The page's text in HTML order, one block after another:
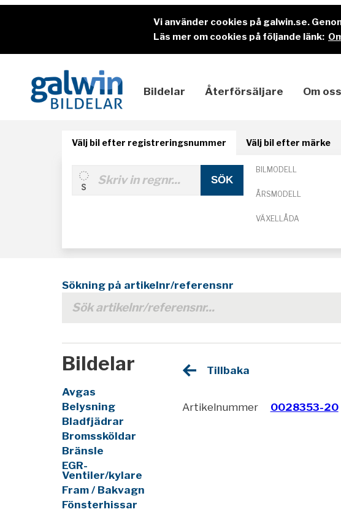
Vi använder cookies på galwin.se.
Läs mer om cookies på följande länk:
Bildelar Återförsäljare Om oss
Välj bil efter registreringsnummer Välj bil efter märke
BILMODELL
ÅRSMODELL
VÄXELLÅDA
Sökning på artikelnr/referensnr
Bildelar
Avgas
Belysning
Bladfjädrar
Bromssköldar
Bränsle
EGR-
Ventiler/kylare
Fram / Bakvagn
Fönsterhissar
Tillbaka
Artikelnummer 0028353-20